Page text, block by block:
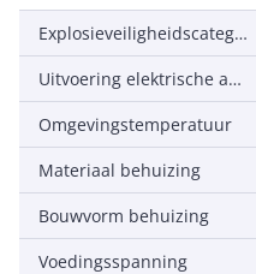
Explosieveiligheidscategorie voor gas
Uitvoering elektrische aansluiting
Omgevingstemperatuur
Materiaal behuizing
Bouwvorm behuizing
Voedingsspanning